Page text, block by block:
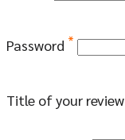
Password *
Title of your review